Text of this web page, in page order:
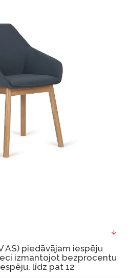
AS) piedāvājam iespēju
izmantojot bezprocentu
līdz pat 12